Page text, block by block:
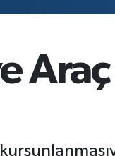
BİST100
13.779
%-14
Araç